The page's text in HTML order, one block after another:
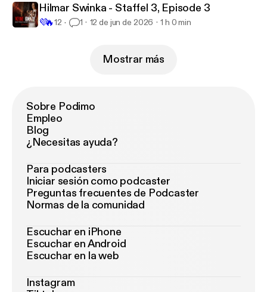
Hilmar Swinka - Staffel 3, Episode 3
💜🔥12 1 12 de jun de 2026 1 h 0 min
Mostrar más
Sobre Podimo
Empleo
Blog
¿Necesitas ayuda?
Para podcasters
Iniciar sesión como podcaster
Preguntas frecuentes de Podcaster
Normas de la comunidad
Escuchar en iPhone
Escuchar en Android
Escuchar en la web
Instagram